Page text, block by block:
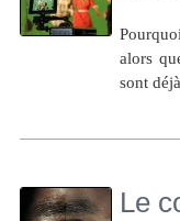
alors
sont
Le